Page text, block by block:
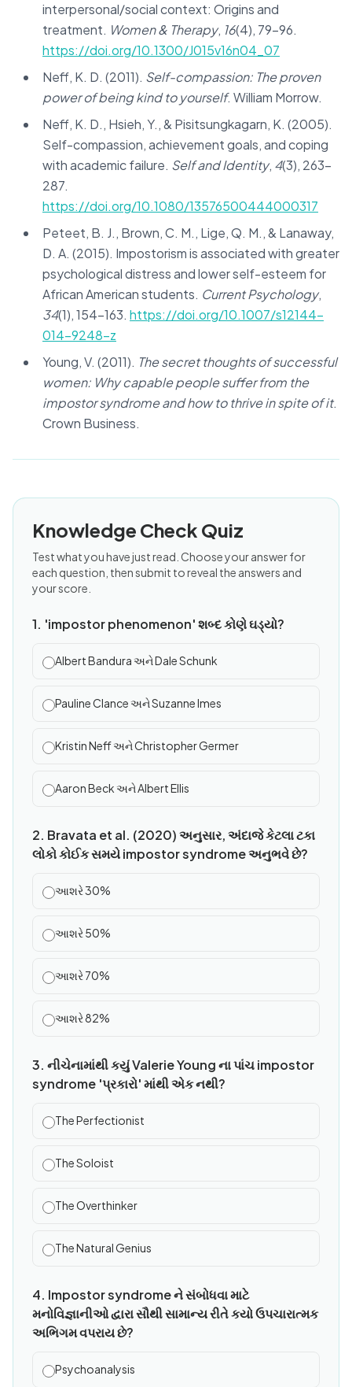
interpersonal/social context: Origins and
treatment. Women & Therapy, 16(4), 79–96.
https://doi.org/10.1300/J015v16n04_07
Neff, K. D. (2011). Self-compassion: The proven
power of being kind to yourself. William Morrow.
Neff, K. D., Hsieh, Y., & Pisitsungkagarn, K. (2005).
Self-compassion, achievement goals, and coping
with academic failure. Self and Identity, 4(3), 263–
287.
https://doi.org/10.1080/13576500444000317
Peteet, B. J., Brown, C. M., Lige, Q. M., & Lanaway,
D. A. (2015). Impostorism is associated with greater
psychological distress and lower self-esteem for
African American students. Current Psychology,
34(1), 154–163. https://doi.org/10.1007/s12144-
014-9248-z
Young, V. (2011). The secret thoughts of successful
women: Why capable people suffer from the
impostor syndrome and how to thrive in spite of it.
Crown Business.
Knowledge Check Quiz
Test what you have just read. Choose your answer for
each question, then submit to reveal the answers and
your score.
1. 'impostor phenomenon' શબ્દ કોણે ઘડ્યો?
Albert Bandura અને Dale Schunk
Pauline Clance અને Suzanne Imes
Kristin Neff અને Christopher Germer
Aaron Beck અને Albert Ellis
2. Bravata et al. (2020) અનુસાર, અંદાજે કેટલા ટકા
લોકો કોઈક સમયે impostor syndrome અનુભવે છે?
આશરે 30%
આશરે 50%
આશરે 70%
આશરે 82%
3. નીચેનામાંથી કયું Valerie Young ના પાંચ impostor
syndrome 'પ્રકારો' માંથી એક નથી?
The Perfectionist
The Soloist
The Overthinker
The Natural Genius
4. Impostor syndrome ને સંબોધવા માટે
મનોવિજ્ઞાનીઓ દ્વારા સૌથી સામાન્ય રીતે કયો ઉપચારાત્મક
અભિગમ વપરાય છે?
Psychoanalysis